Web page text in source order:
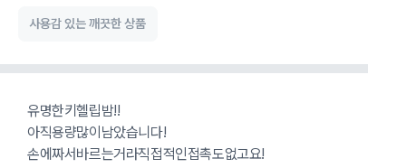
사용감 있는 깨끗한 상품
유명한키헬립밤!!
아직용량많이남았습니다!
손에짜서바르는거라직접적인접촉도없고요!